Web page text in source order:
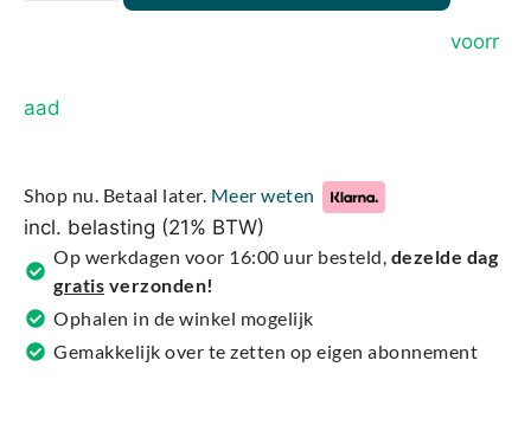
voorr
aad
r
n
a
t
i
v
Shop nu. Betaal later. Meer weten
incl. belasting (21% BTW)
Op werkdagen voor 16:00 uur besteld, dezelde dag
gratis verzonden!
Ophalen in de winkel mogelijk
Gemakkelijk over te zetten op eigen abonnement